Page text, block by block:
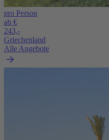
pro Person
ab €
243,-
Griechenland
Alle Angebote